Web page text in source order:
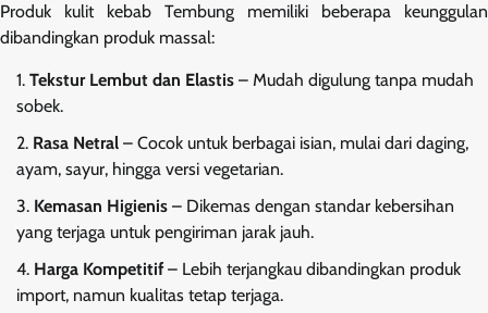
Produk kulit kebab Tembung memiliki beberapa keunggulan
dibandingkan produk massal:
Tekstur Lembut dan Elastis – Mudah digulung tanpa mudah
sobek.
Rasa Netral – Cocok untuk berbagai isian, mulai dari daging,
ayam, sayur, hingga versi vegetarian.
Kemasan Higienis – Dikemas dengan standar kebersihan
yang terjaga untuk pengiriman jarak jauh.
Harga Kompetitif– Lebih terjangkau dibandingkan produk
import, namun kualitas tetap terjaga.